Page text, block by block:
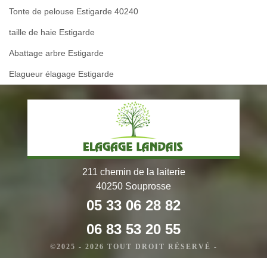
Tonte de pelouse Estigarde 40240
taille de haie Estigarde
Abattage arbre Estigarde
Elagueur élagage Estigarde
211 chemin de la laiterie
40250 Souprosse
05 33 06 28 82
06 83 53 20 55
©2025 - 2026 TOUT DROIT RÉSERVÉ -